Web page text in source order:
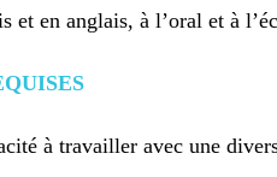
et en anglais, à l’oral et à
à travailler avec une